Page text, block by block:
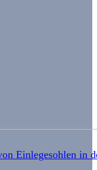
Einlegesohlen in